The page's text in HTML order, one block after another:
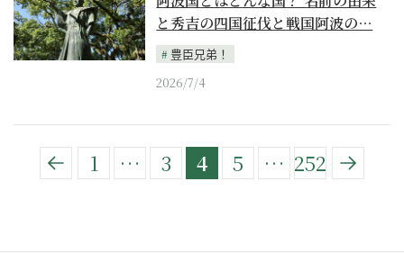
と秀吉の四国征伐と戦国阿波の…
豊臣兄弟！
2026/7/4
1 … 3 4 5 … 252